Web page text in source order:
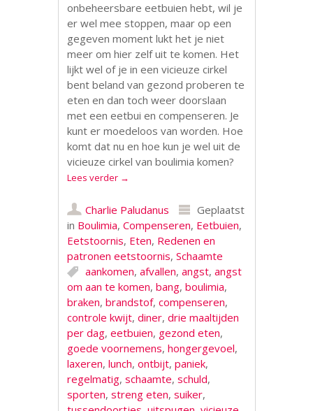
onbeheersbare eetbuien hebt, wil je
er wel mee stoppen, maar op een
gegeven moment lukt het je niet
meer om hier zelf uit te komen. Het
lijkt wel of je in een vicieuze cirkel
bent beland van gezond proberen te
eten en dan toch weer doorslaan
met een eetbui en compenseren. Je
kunt er moedeloos van worden. Hoe
komt dat nu en hoe kun je wel uit de
vicieuze cirkel van boulimia komen?
Lees verder →
Charlie Paludanus
Geplaatst
in Boulimia,Compenseren, Eetbuien,
Eetstoornis, Eten, Redenen en
patronen eetstoornis,Schaamte
aankomen,afvallen,angst,angst
om aan te komen,bang,boulimia,
braken,brandstof,compenseren,
controle kwijt,diner,drie maaltijden
per dag,eetbuien, gezond eten,
goede voornemens,hongergevoel,
laxeren,lunch,ontbijt,paniek,
regelmatig,schaamte,schuld,
sporten,streng eten,suiker,